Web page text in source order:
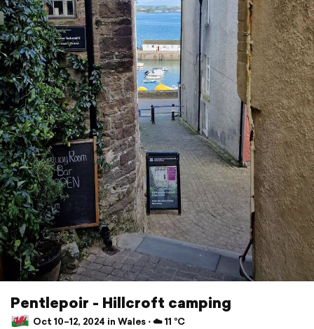
Pentlepoir - Hillcroft camping
Oct 10–12, 2024 in Wales ⋅ ☁️ 11 °C